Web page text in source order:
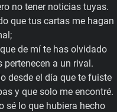
no tener noticias tuyas.
que tus cartas me hagan
de mí te has olvidado
a un rival.
desde el día que te fuiste
y que solo me encontré.
sé lo que hubiera hecho